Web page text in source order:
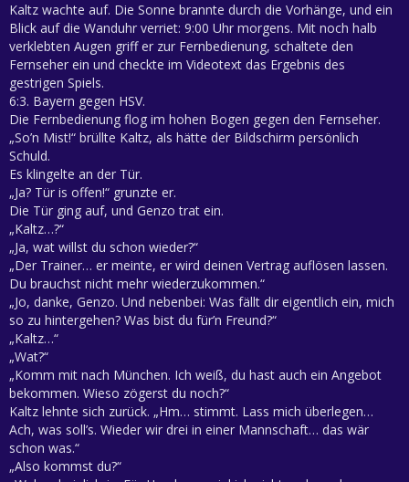
Kaltz wachte auf. Die Sonne brannte durch die Vorhänge, und ein
Blick auf die Wanduhr verriet: 9:00 Uhr morgens. Mit noch halb
verklebten Augen griff er zur Fernbedienung, schaltete den
Fernseher ein und checkte im Videotext das Ergebnis des
gestrigen Spiels.
6:3. Bayern gegen HSV.
Die Fernbedienung flog im hohen Bogen gegen den Fernseher.
„So’n Mist!“ brüllte Kaltz, als hätte der Bildschirm persönlich
Schuld.
Es klingelte an der Tür.
„Ja? Tür is offen!“ grunzte er.
Die Tür ging auf, und Genzo trat ein.
„Kaltz…?“
„Ja, wat willst du schon wieder?“
„Der Trainer… er meinte, er wird deinen Vertrag auflösen lassen.
Du brauchst nicht mehr wiederzukommen.“
„Jo, danke, Genzo. Und nebenbei: Was fällt dir eigentlich ein, mich
so zu hintergehen? Was bist du für’n Freund?“
„Kaltz…“
„Wat?“
„Komm mit nach München. Ich weiß, du hast auch ein Angebot
bekommen. Wieso zögerst du noch?“
Kaltz lehnte sich zurück. „Hm… stimmt. Lass mich überlegen…
Ach, was soll’s. Wieder wir drei in einer Mannschaft… das wär
schon was.“
„Also kommst du?“